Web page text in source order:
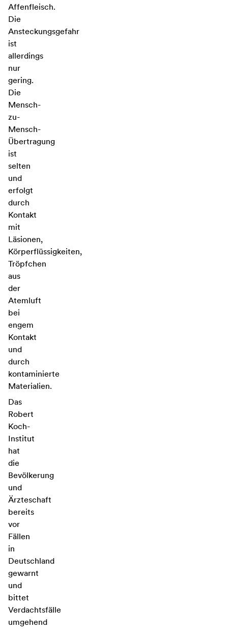
Affenfleisch.
Die
Ansteckungsgefahr
ist
allerdings
nur
gering.
Die
Mensch-
zu-
Mensch-
Übertragung
ist
selten
und
erfolgt
durch
Kontakt
mit
Läsionen,
Körperflüssigkeiten,
Tröpfchen
aus
der
Atemluft
bei
engem
Kontakt
und
durch
kontaminierte
Materialien.
Das
Robert
Koch-
Institut
hat
die
Bevölkerung
und
Ärzteschaft
bereits
vor
Fällen
in
Deutschland
gewarnt
und
bittet
Verdachtsfälle
umgehend